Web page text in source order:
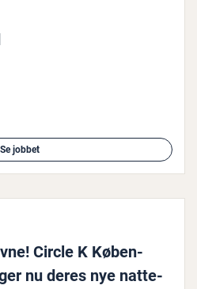
Se jobbet
Circle K Kø­ben­
nu deres nye nat­te­